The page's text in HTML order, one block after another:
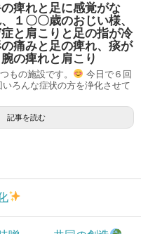
痺れと足に感覚がな
１〇〇歳のおじい様、
と肩こりと足の指が冷
痛みと足の痺れ、痰が
の痺れと肩こり
もの施設です。
今日で６回
ろんな症状の方を浄化させて
記事を読む